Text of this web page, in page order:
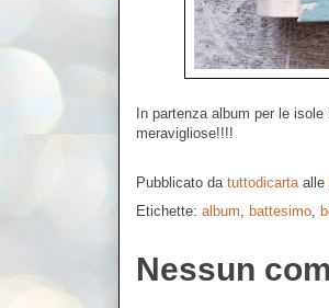
In partenza album per le
meravigliose!!!!
Pubblicato da tuttodicarta alle
Etichette: album, battesimo,
Nessun